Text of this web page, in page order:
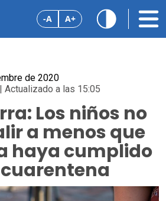
-A A+
de 2020
Actualizado a las 15:05
Los niños no
a menos que
haya cumplido
cuarentena